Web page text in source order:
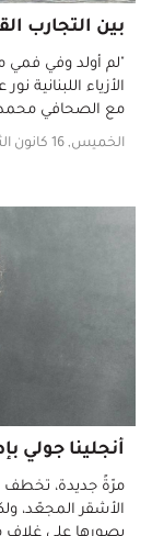
"لم أولد وفي فمي
الأزياء اللبنانية
مع الصحافي
الخميس, 16 كانون الثاني 2025
مرّةً جديدة، تخطف
الأشقر المجعّد،